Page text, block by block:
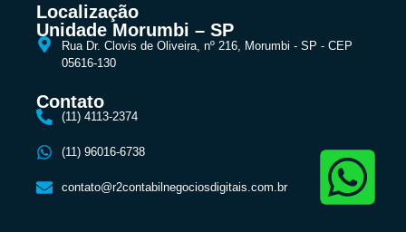
Localização
Unidade Morumbi – SP
Rua Dr. Clovis de Oliveira, nº 216, Morumbi - SP - CEP
05616-130
Contato
(11) 4113-2374
(11) 96016-6738
contato@r2contabilnegociosdigitais.com.br